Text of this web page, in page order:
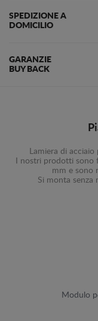
SPEDIZIONE A
DOMICILIO
GARANZIE
BUY BACK
Lamiera di
I nostri prodotti sono
mm e sono
Si monta senza
Modulo